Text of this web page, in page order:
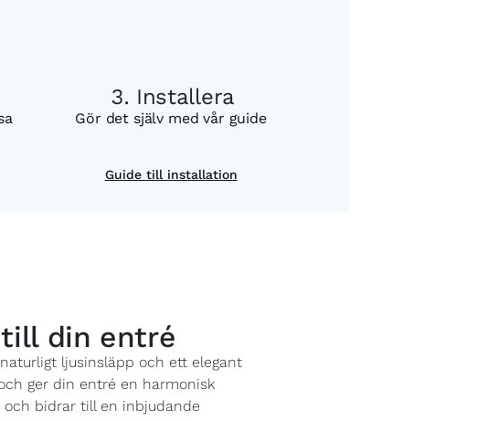
Installera
Gör det själv med vår guide
Guide till installation
din entré
ljusinsläpp och ett elegant
ger din entré en harmonisk
och bidrar till en inbjudande